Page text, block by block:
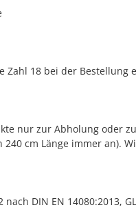
Zahl 18 bei der
nur zur Abholung oder
cm Länge immer an).
DIN EN 14080:2013,